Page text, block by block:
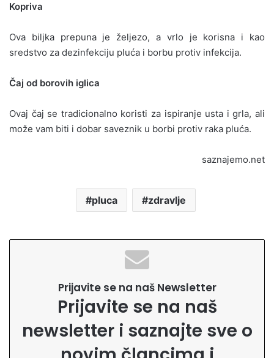
Kopriva
Ova biljka prepuna je željezo, a vrlo je korisna i kao
sredstvo za dezinfekciju pluća i borbu protiv infekcija.
Čaj od borovih iglica
Ovaj čaj se tradicionalno koristi za ispiranje usta i grla, ali
može vam biti i dobar saveznik u borbi protiv raka pluća.
saznajemo.net
pluca zdravlje
Prijavite se na naš Newsletter
Prijavite se na naš
newsletter i saznajte sve o